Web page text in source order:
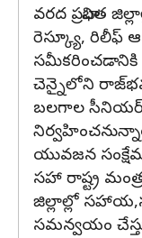
వరద ప్రభావిత
రెస్క్యూ, రిలీఫ్
సమీకరించడానికి
చెన్నైలోని
బలగాల
యువజన
సహా రాష్ట్ర
జిల్లాల్లో
సమన్వయం